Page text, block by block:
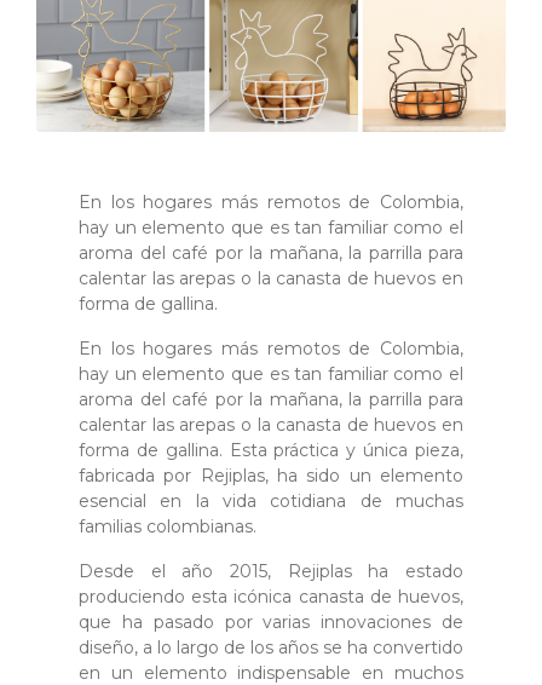
En los hogares más remotos de Colombia,
hay un elemento que es tan familiar como el
aroma del café por la mañana, la parrilla para
calentar las arepas o la canasta de huevos en
forma de gallina.
En los hogares más remotos de Colombia,
hay un elemento que es tan familiar como el
aroma del café por la mañana, la parrilla para
calentar las arepas o la canasta de huevos en
forma de gallina. Esta práctica y única pieza,
fabricada por Rejiplas, ha sido un elemento
esencial en la vida cotidiana de muchas
familias colombianas.
Desde el año 2015, Rejiplas ha estado
produciendo esta icónica canasta de huevos,
que ha pasado por varias innovaciones de
diseño, a lo largo de los años se ha convertido
en un elemento indispensable en muchos